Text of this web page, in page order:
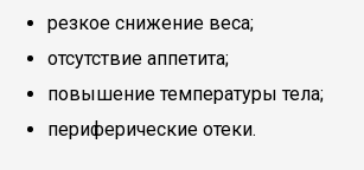
резкое снижение веса;
отсутствие аппетита;
повышение температуры тела;
периферические отеки.